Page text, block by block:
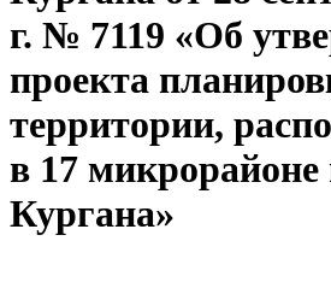
г. № 7119 «Об
проекта
территории,
в 17 микрорайоне
Кургана»